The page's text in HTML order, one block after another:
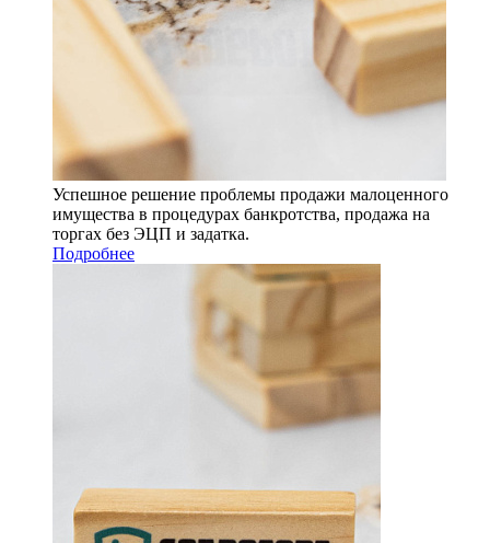
Успешное решение проблемы продажи малоценного
имущества в процедурах банкротства, продажа на
торгах без ЭЦП и задатка.
Подробнее